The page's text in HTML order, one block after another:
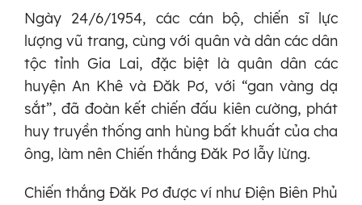
Ngày 24/6/1954, các cán bộ, chiến sĩ lực
lượng vũ trang, cùng với quân và dân các dân
tộc tỉnh Gia Lai, đặc biệt là quân dân các
huyện An Khê và Đăk Pơ, với “gan vàng dạ
sắt”, đã đoàn kết chiến đấu kiên cường, phát
huy truyền thống anh hùng bất khuất của cha
ông, làm nên Chiến thắng Đăk Pơ lẫy lừng.
Chiến thắng Đăk Pơ được ví như Điện Biên Phủ